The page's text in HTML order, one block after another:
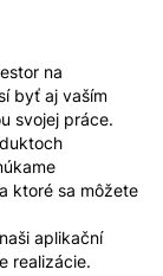
na
byť aj vaším
svojej práce.
ktoré sa môžete
aplikační
realizácie.